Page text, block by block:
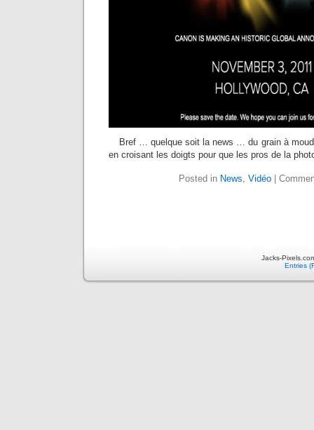
Bref … quelque soit la news … du grain à
en croisant les doigts pour que les pros de la
Posted in News, Vidéo
Jacks-
Entries